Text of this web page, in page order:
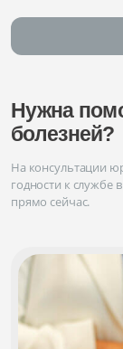
Нужна
болезней?
На консультации
годности к службе
прямо сейчас.